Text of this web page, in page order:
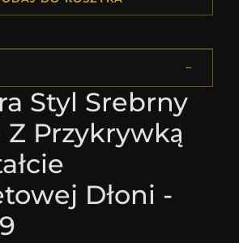
Styl Srebrny
Przykrywką
Dłoni -